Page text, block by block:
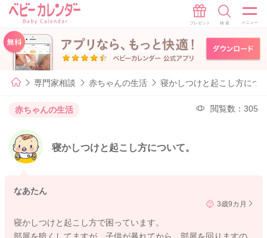
専門家相談 赤ちゃんの生活 寝かしつけと起こし方につ
赤ちゃんの生活 閲覧数：305
寝かしつけと起こし方について。
なあたん
3歳9カ月
寝かしつけと起こし方で困っています。